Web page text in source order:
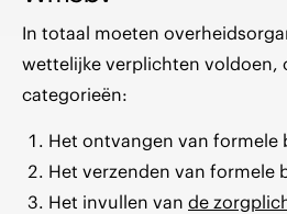
In totaal moeten
wettelijke verplichten voldoen,
categorieën:
Het ontvangen van formele
Het verzenden van formele
Het invullen van de